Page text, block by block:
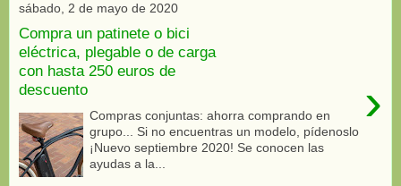
sábado, 2 de mayo de 2020
Compra un patinete o bici
eléctrica, plegable o de carga
con hasta 250 euros de
descuento
›
Compras conjuntas: ahorra comprando en
grupo... Si no encuentras un modelo, pídenoslo
¡Nuevo septiembre 2020! Se conocen las
ayudas a la...